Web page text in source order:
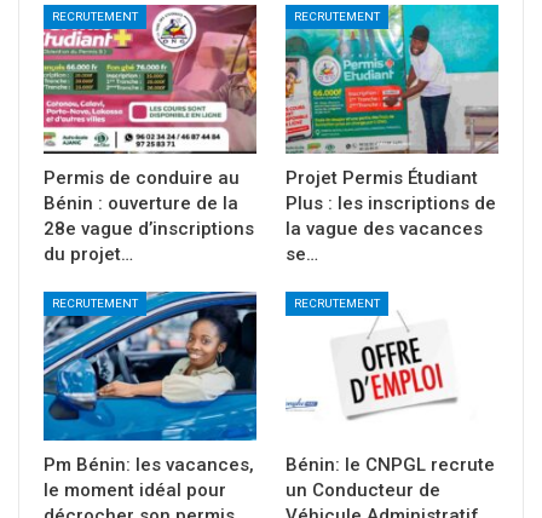
RECRUTEMENT
Permis de conduire au
Bénin : ouverture de la
28e vague d’inscriptions
du projet…
RECRUTEMENT
Projet Permis Étudiant
Plus : les inscriptions de
la vague des vacances
se…
RECRUTEMENT
Pm Bénin: les vacances,
le moment idéal pour
RECRUTEMENT
Bénin: le CNPGL recrute
un Conducteur de